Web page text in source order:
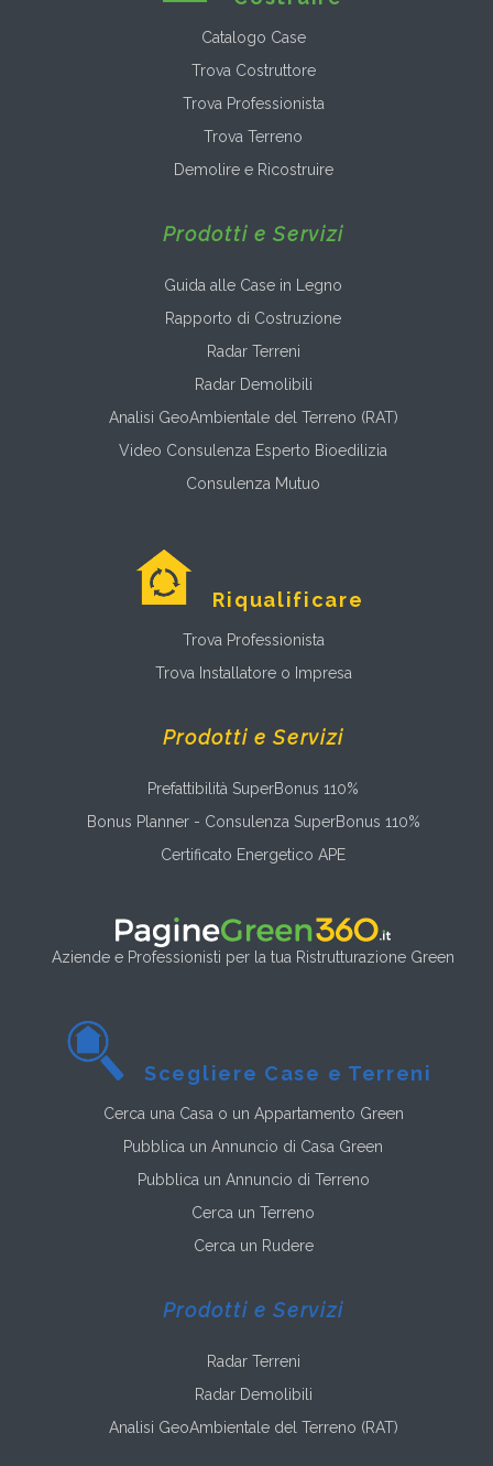
Catalogo Case
Trova Costruttore
Trova Professionista
Trova Terreno
Demolire e Ricostruire
Prodotti e Servizi
Guida alle Case in Legno
Rapporto di Costruzione
Radar Terreni
Radar Demolibili
Analisi GeoAmbientale del Terreno (RAT)
Video Consulenza Esperto Bioedilizia
Consulenza Mutuo
Riqualificare
Trova Professionista
Trova Installatore o Impresa
Prodotti e Servizi
Prefattibilità SuperBonus 110%
Bonus Planner - Consulenza SuperBonus 110%
Certificato Energetico APE
Aziende e Professionisti per la tua Ristrutturazione Green
Scegliere Case e Terreni
Cerca una Casa o un Appartamento Green
Pubblica un Annuncio di Casa Green
Pubblica un Annuncio di Terreno
Cerca un Terreno
Cerca un Rudere
Prodotti e Servizi
Radar Terreni
Radar Demolibili
Analisi GeoAmbientale del Terreno (RAT)